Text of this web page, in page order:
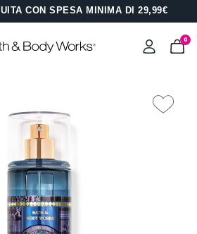
CON SPESA MINIMA DI 29,99€
0